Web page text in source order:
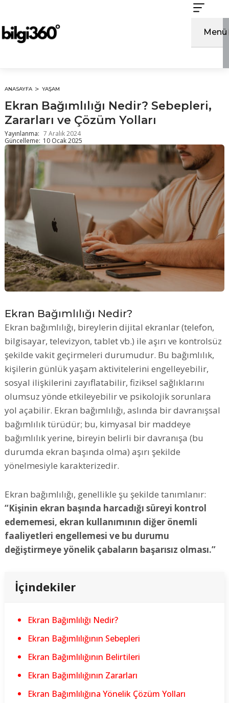
Menü
ANASAYFA YAŞAM
Ekran Bağımlılığı Nedir? Sebepleri,
Zararları ve Çözüm Yolları
Yayınlanma: 7 Aralık 2024
Güncelleme: 10 Ocak 2025
Ekran Bağımlılığı Nedir?
Ekran bağımlılığı, bireylerin dijital ekranlar (telefon,
bilgisayar, televizyon, tablet vb.) ile aşırı ve kontrolsüz
şekilde vakit geçirmeleri durumudur. Bu bağımlılık,
kişilerin günlük yaşam aktivitelerini engelleyebilir,
sosyal ilişkilerini zayıflatabilir, fiziksel sağlıklarını
olumsuz yönde etkileyebilir ve psikolojik sorunlara
yol açabilir. Ekran bağımlılığı, aslında bir davranışsal
bağımlılık türüdür; bu, kimyasal bir maddeye
bağımlılık yerine, bireyin belirli bir davranışa (bu
durumda ekran başında olma) aşırı şekilde
yönelmesiyle karakterizedir.
Ekran bağımlılığı, genellikle şu şekilde tanımlanır:
“Kişinin ekran başında harcadığı süreyi kontrol
edememesi, ekran kullanımının diğer önemli
faaliyetleri engellemesi ve bu durumu
değiştirmeye yönelik çabaların başarısız olması.”
İçindekiler
Ekran Bağımlılığı Nedir?
Ekran Bağımlılığının Sebepleri
Ekran Bağımlılığının Belirtileri
Ekran Bağımlılığının Zararları
Ekran Bağımlılığına Yönelik Çözüm Yolları